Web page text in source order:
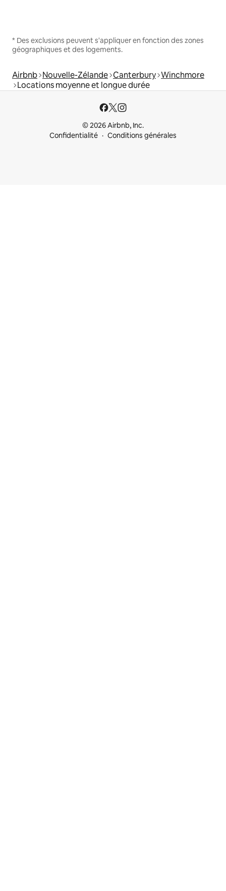
* Des exclusions peuvent s'appliquer en fonction des zones
géographiques et des logements.
Airbnb Nouvelle-Zélande Canterbury Winchmore
Locations moyenne et longue durée
© 2026 Airbnb, Inc.
Confidentialité
Conditions générales